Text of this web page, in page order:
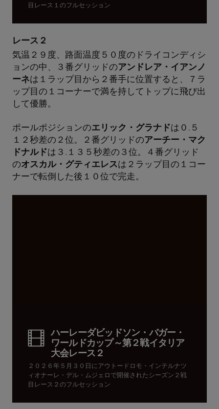
目レース１のフルセッション
レース２
気温２９度、路面温度５０度のドライコンディシ
ョンの中、３番グリッドのアンドレア・イアンノ
ーネは１ラップ目から２番手に位置すると、７ラ
ップ目の１コーナーで満を持してトップに飛び出
して優勝。
ポールポジションのエリック・グラナドは０.５
１２秒差の２位。２番グリッドのアーチー・マク
ドナルドは３.１３５秒差の３位。４番グリッド
のオスカル・グティエレスは２ラップ目の１コー
ナーで転倒した後１０位で完走。
ハーレーダビッドソン・バガー・
ワールドカップ～第２戦イタリア
大会レース２
２０２６年５月３０日にアウトードロモ・インテルナツ
ィオナーレ・デル・ムジェロで開催されたシーズン２戦
目レース２のフルセッション